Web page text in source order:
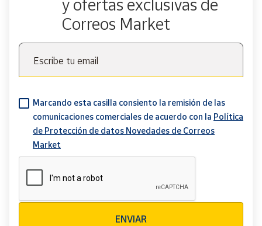
y ofertas exclusivas de
Correos Market
Escribe tu email
Marcando esta casilla consiento la remisión de las
comunicaciones comerciales de acuerdo con la Política
de Protección de datos Novedades de Correos
Market
ENVIAR